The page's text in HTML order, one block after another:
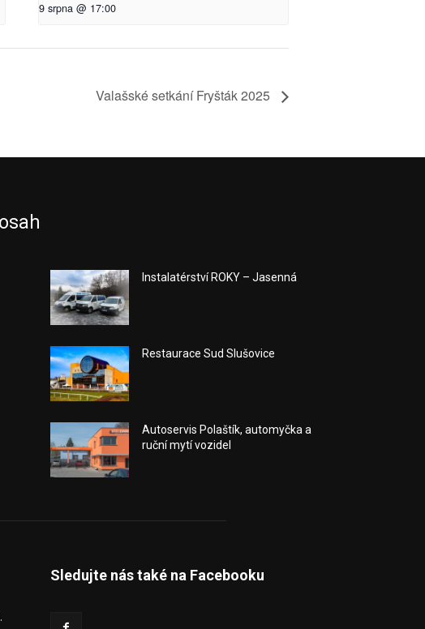
9 srpna @ 17:00
Valašské setkání Fryšták 2025
Instalatérství ROKY – Jasenná
Restaurace Sud Slušovice
Autoservis Polaštík, automyčka a
ruční mytí vozidel
Sledujte nás také na Facebooku